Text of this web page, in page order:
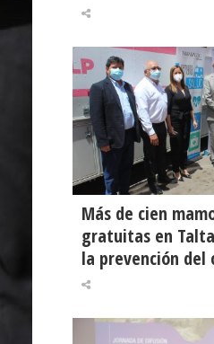
Más de cien
gratuitas en
la prevención del